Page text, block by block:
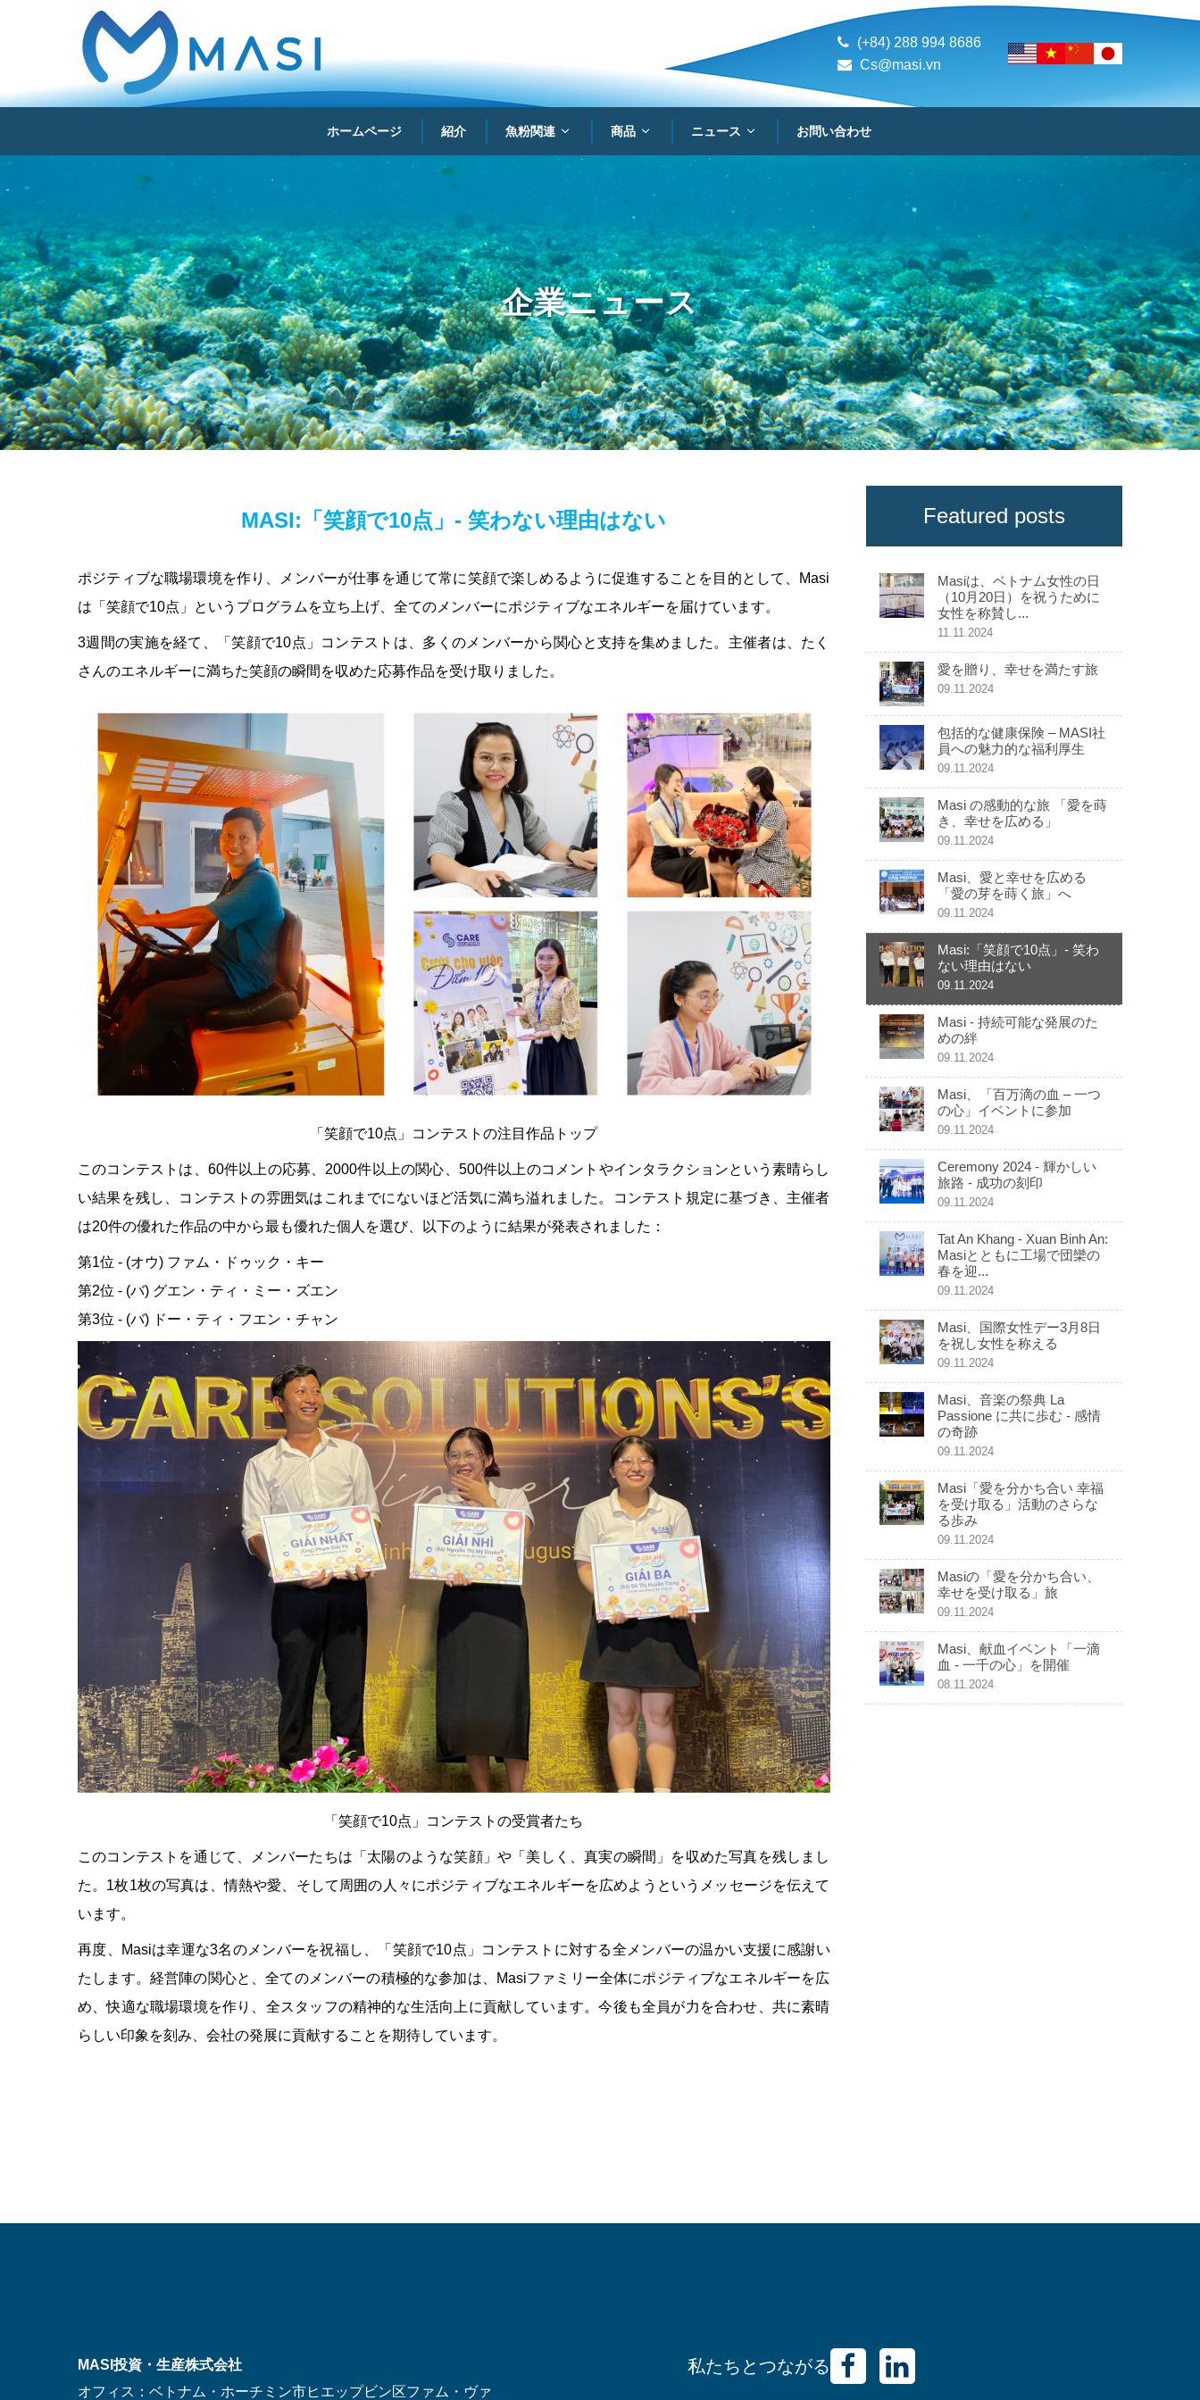
(+84) 288 994 8686
Cs@masi.vn
ホームページ 紹介 魚粉関連 商品 ニュース お問い合わせ
企業ニュース
MASI:「笑顔で10点」- 笑わない理由はない
ポジティブな職場環境を作り、メンバーが仕事を通じて常に笑顔で楽しめるように促進することを目的として、Masi
は「笑顔で10点」というプログラムを立ち上げ、全てのメンバーにポジティブなエネルギーを届けています。
3週間の実施を経て、「笑顔で10点」コンテストは、多くのメンバーから関心と支持を集めました。主催者は、たく
さんのエネルギーに満ちた笑顔の瞬間を収めた応募作品を受け取りました。
「笑顔で10点」コンテストの注目作品トップ
このコンテストは、60件以上の応募、2000件以上の関心、500件以上のコメントやインタラクションという素晴らし
い結果を残し、コンテストの雰囲気はこれまでにないほど活気に満ち溢れました。コンテスト規定に基づき、主催者
は20件の優れた作品の中から最も優れた個人を選び、以下のように結果が発表されました：
第1位 - (オウ) ファム・ドゥック・キー
第2位 - (バ) グエン・ティ・ミー・ズエン
第3位 - (バ) ドー・ティ・フエン・チャン
「笑顔で10点」コンテストの受賞者たち
このコンテストを通じて、メンバーたちは「太陽のような笑顔」や「美しく、真実の瞬間」を収めた写真を残しまし
た。1枚1枚の写真は、情熱や愛、そして周囲の人々にポジティブなエネルギーを広めようというメッセージを伝えて
います。
再度、Masiは幸運な3名のメンバーを祝福し、「笑顔で10点」コンテストに対する全メンバーの温かい支援に感謝い
たします。経営陣の関心と、全てのメンバーの積極的な参加は、Masiファミリー全体にポジティブなエネルギーを広
め、快適な職場環境を作り、全スタッフの精神的な生活向上に貢献しています。今後も全員が力を合わせ、共に素晴
らしい印象を刻み、会社の発展に貢献することを期待しています。
Featured posts
Masiは、ベトナム女性の日
（10月20日）を祝うために
女性を称賛し...
11.11.2024
愛を贈り、幸せを満たす旅
09.11.2024
包括的な健康保険 – MASI社
員への魅力的な福利厚生
09.11.2024
Masi の感動的な旅 「愛を蒔
き、幸せを広める」
09.11.2024
Masi、愛と幸せを広める
「愛の芽を蒔く旅」へ
09.11.2024
Masi:「笑顔で10点」- 笑わ
ない理由はない
09.11.2024
Masi - 持続可能な発展のた
めの絆
09.11.2024
Masi、「百万滴の血 – 一つ
の心」イベントに参加
09.11.2024
Ceremony 2024 - 輝かしい
旅路 - 成功の刻印
09.11.2024
Tat An Khang - Xuan Binh An:
Masiとともに工場で団欒の
春を迎...
09.11.2024
Masi、国際女性デー3月8日
を祝し女性を称える
09.11.2024
Masi、音楽の祭典 La
Passione に共に歩む - 感情
の奇跡
09.11.2024
Masi「愛を分かち合い 幸福
を受け取る」活動のさらな
る歩み
09.11.2024
Masiの「愛を分かち合い、
幸せを受け取る」旅
09.11.2024
Masi、献血イベント「一滴
血 - 一千の心」を開催
08.11.2024
MASI投資・生産株式会社
オフィス：ベトナム・ホーチミン市ヒエップビン区ファム・ヴァ
私たちとつながる